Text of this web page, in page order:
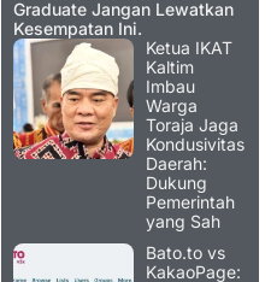
Graduate Jangan Lewatkan
Kesempatan Ini.
Ketua IKAT
Kaltim
Imbau
Warga
Toraja Jaga
Kondusivitas
Daerah:
Dukung
Pemerintah
yang Sah
Bato.to vs
KakaoPage: